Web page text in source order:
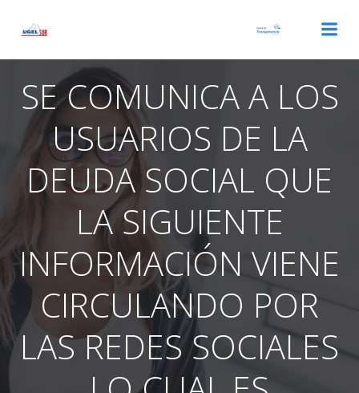
SE COMUNICA A LOS
USUARIOS DE LA
DEUDA SOCIAL QUE
LA SIGUIENTE
INFORMACIÓN VIENE
CIRCULANDO POR
LAS REDES SOCIALES